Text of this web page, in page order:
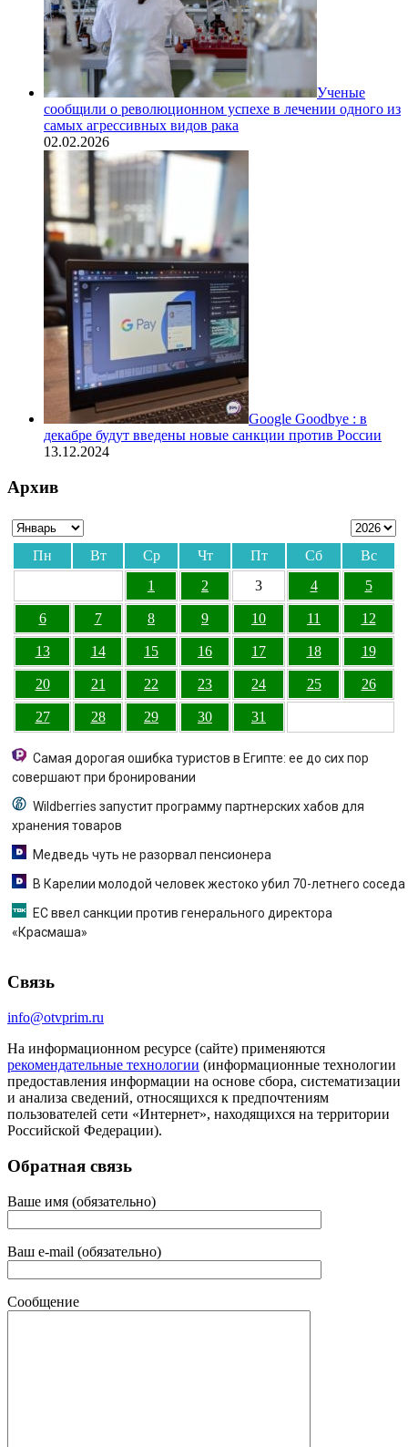
Ученые
сообщили о революционном успехе в лечении одного из
самых агрессивных видов рака
02.02.2026
Google Goodbye : в
декабре будут введены новые санкции против России
13.12.2024
Архив
Пн Вт Ср Чт Пт Сб
Вс
1
2 3 4 5
6 7 8 9 10 11 12
13 14 15 16 17 18 19
20 21 22 23 24 25 26
27 28 29 30 31
Самая дорогая ошибка туристов в Египте: ее до сих пор
совершают при бронировании
Wildberries запустит программу партнерских хабов для
хранения товаров
Медведь чуть не разорвал пенсионера
В Карелии молодой человек жестоко убил 70-летнего соседа
ЕС ввел санкции против генерального директора
«Красмаша»
Связь
info@otvprim.ru
На информационном ресурсе (сайте) применяются
рекомендательные технологии (информационные технологии
предоставления информации на основе сбора, систематизации
и анализа сведений, относящихся к предпочтениям
пользователей сети «Интернет», находящихся на территории
Российской Федерации).
Обратная связь
Ваше имя (обязательно)
Ваш e-mail (обязательно)
Сообщение